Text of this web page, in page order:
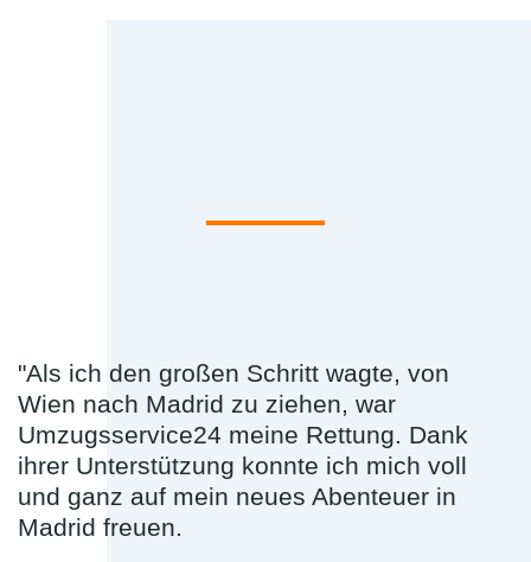
"Als ich den großen Schritt wagte, von
Wien nach Madrid zu ziehen, war
Umzugsservice24 meine Rettung. Dank
ihrer Unterstützung konnte ich mich voll
und ganz auf mein neues Abenteuer in
Madrid freuen.